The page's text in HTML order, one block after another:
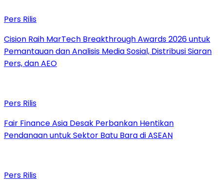
Pers Rilis
Cision Raih MarTech Breakthrough Awards 2026 untuk
Pemantauan dan Analisis Media Sosial, Distribusi Siaran
Pers, dan AEO
Pers Rilis
Fair Finance Asia Desak Perbankan Hentikan
Pendanaan untuk Sektor Batu Bara di ASEAN
Pers Rilis